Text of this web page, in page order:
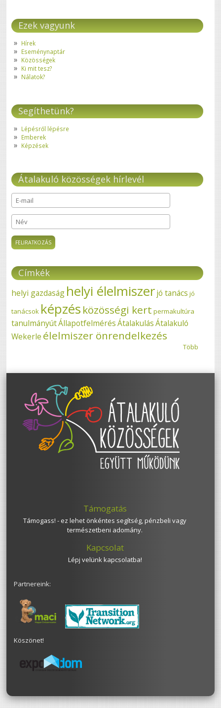
Ezek vagyunk
Hírek
Eseménynaptár
Közösségek
Ki mit tesz?
Nálatok?
Segíthetünk?
Lépésről lépésre
Emberek
Képzések
Átalakuló közösségek hírlevél
E-mail*
Név
Címkék
helyi gazdaság helyi élelmiszerjó tanács jó
tanácsok képzés közösségi kert permakultúra
tanulmányútÁllapotfelmérés Átalakulás Átalakuló
Wekerle élelmiszer önrendelkezés
Több
Támogatás
Támogass! - ez lehet önkéntes segítség, pénzbeli vagy
természetbeni adomány.
Kapcsolat
Lépj velünk kapcsolatba!
Partnereink:
Köszönet!